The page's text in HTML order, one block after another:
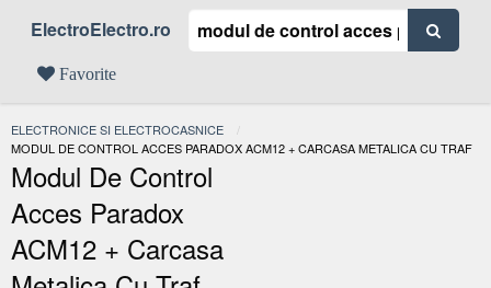
ElectroElectro.ro
Favorite
ELECTRONICE SI ELECTROCASNICE
ACTUAL:
MODUL DE CONTROL ACCES PARADOX ACM12 + CARCASA METALICA CU TRAF
Modul De Control
Acces Paradox
ACM12 + Carcasa